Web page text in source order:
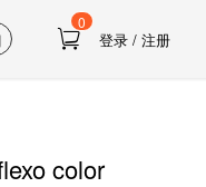
0
登录 / 注册
color